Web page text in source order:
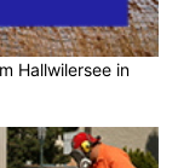
Hallwilersee in